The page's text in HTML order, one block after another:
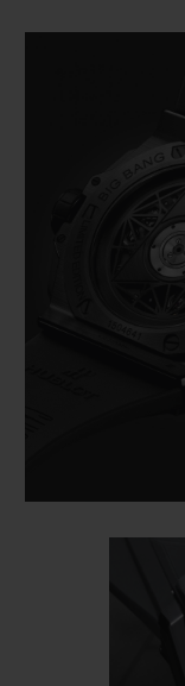
plus de
elle aussi la
45mm de
céramique
maître
hexagones,
le temps de
automatique
du tatoueur
lumière qui
polie et